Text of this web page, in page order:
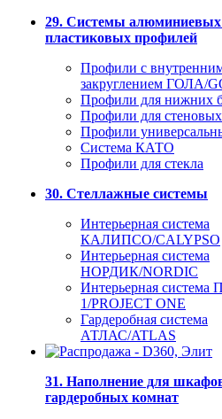
29. Системы
пластиковых профилей
Профили с
закруглением ГОЛА/
Профили для нижних
Профили для
Профили
Система КАТО
Профили для стекла
30. Стеллажные системы
Интерьерная система
КАЛИПСО/CALYPSO
Интерьерная система
НОРДИК/NORDIC
Интерьерная
1/PROJECT ONE
Гардеробная система
АТЛАС/ATLAS
31. Наполнение для
гардеробных комнат